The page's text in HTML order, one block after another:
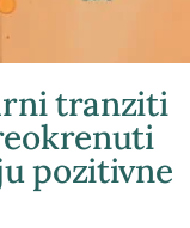
tranziti
pozitivne